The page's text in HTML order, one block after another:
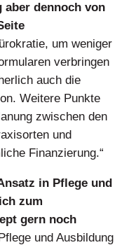
aber dennoch von
um weniger
verbringen
auch die
Weitere Punkte
zwischen den
und
Finanzierung.“
in Pflege und
zum
gern noch
und Ausbildung